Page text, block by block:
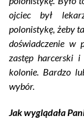
ojciec był
polonistykę, żeby
doświadczenie w
zastęp harcerski
kolonie. Bardzo
wybór.
Jak wyglądała